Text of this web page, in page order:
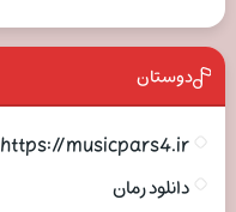
دوستان
https://musicpars4.ir/
دانلود رمان